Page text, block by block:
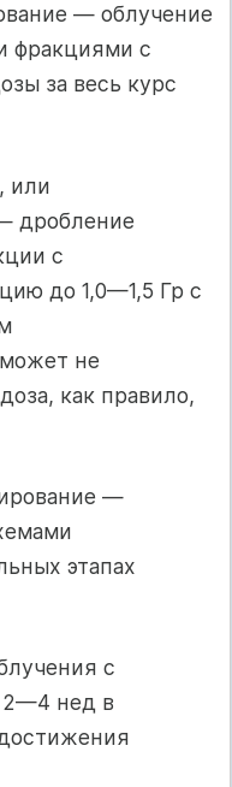
— облучение
фракциями с
за весь курс
или
дробление
с
до 1,0—1,5 Гр с
не
как правило,
—
этапах
с
2—4 нед в